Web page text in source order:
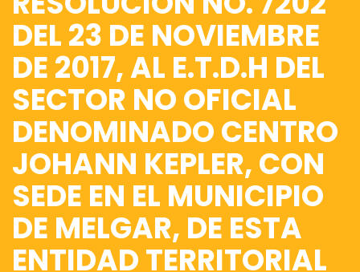
DEL 23 DE NOVIEMBRE
DE 2017, AL E.T.D.H DEL
SECTOR NO OFICIAL
DENOMINADO CENTRO
JOHANN KEPLER, CON
SEDE EN EL MUNICIPIO
DE MELGAR, DE ESTA
ENTIDAD TERRITORIAL